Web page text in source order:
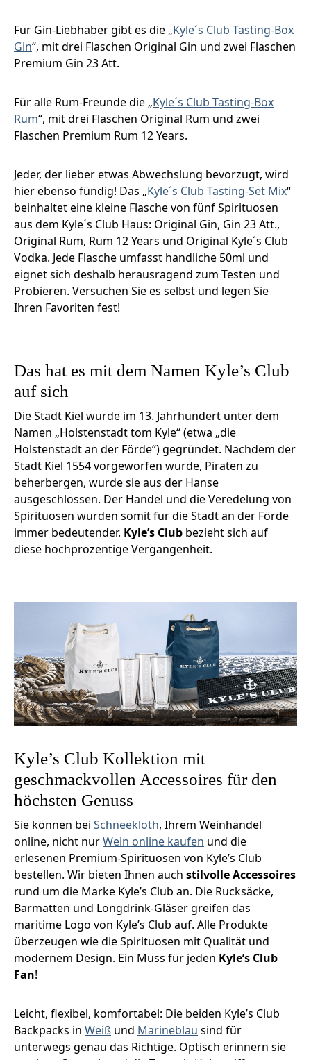
Für Gin-Liebhaber gibt es die „Kyle´s Club Tasting-Box
Gin“, mit drei Flaschen Original Gin und zwei Flaschen
Premium Gin 23 Att.
Für alle Rum-Freunde die „Kyle´s Club Tasting-Box
Rum“, mit drei Flaschen Original Rum und zwei
Flaschen Premium Rum 12 Years.
Jeder, der lieber etwas Abwechslung bevorzugt, wird
hier ebenso fündig! Das „Kyle´s Club Tasting-Set Mix“
beinhaltet eine kleine Flasche von fünf Spirituosen
aus dem Kyle´s Club Haus: Original Gin, Gin 23 Att.,
Original Rum, Rum 12 Years und Original Kyle´s Club
Vodka. Jede Flasche umfasst handliche 50ml und
eignet sich deshalb herausragend zum Testen und
Probieren. Versuchen Sie es selbst und legen Sie
Ihren Favoriten fest!
Das hat es mit dem Namen Kyle’s Club
auf sich
Die Stadt Kiel wurde im 13. Jahrhundert unter dem
Namen „Holstenstadt tom Kyle“ (etwa „die
Holstenstadt an der Förde“) gegründet. Nachdem der
Stadt Kiel 1554 vorgeworfen wurde, Piraten zu
beherbergen, wurde sie aus der Hanse
ausgeschlossen. Der Handel und die Veredelung von
Spirituosen wurden somit für die Stadt an der Förde
immer bedeutender. Kyle’s Club bezieht sich auf
diese hochprozentige Vergangenheit.
Kyle’s Club Kollektion mit
geschmackvollen Accessoires für den
höchsten Genuss
Sie können bei Schneekloth, Ihrem Weinhandel
online, nicht nurWein online kaufen und die
erlesenen Premium-Spirituosen von Kyle’s Club
bestellen. Wir bieten Ihnen auch stilvolle Accessoires
rund um die Marke Kyle’s Club an. Die Rucksäcke,
Barmatten und Longdrink-Gläser greifen das
maritime Logo von Kyle’s Club auf. Alle Produkte
überzeugen wie die Spirituosen mit Qualität und
modernem Design. Ein Muss für jeden Kyle’s Club
Fan!
Leicht, flexibel, komfortabel: Die beiden Kyle’s Club
Backpacks in Weiß und Marineblau sind für
unterwegs genau das Richtige. Optisch erinnern sie